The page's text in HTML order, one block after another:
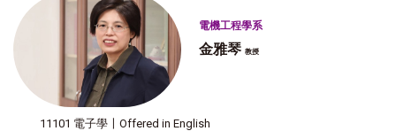
電機工程學系
金雅琴 教授
11101 電子學〡Offered in English